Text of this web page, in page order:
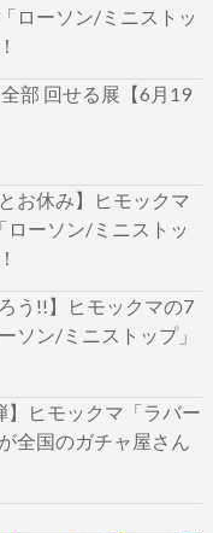
ローソン/ミニストッ
部 回せる展【6月19
お休み】ヒモックマ
ーソン/ミニストッ
う!!】ヒモックマの7
ソン/ミニストップ」
】ヒモックマ「ラバー
全国のガチャ屋さん